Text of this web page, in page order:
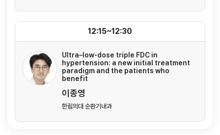
Ultra–low-dose triple FDC in
hypertension: a new initial treatment
paradigm and the patients who
benefit
이종영
한림의대 순환기내과
12:15~12:30